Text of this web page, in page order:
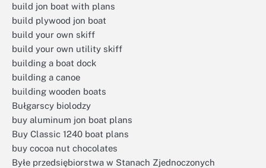
build jon boat with plans
build plywood jon boat
build your own skiff
build your own utility skiff
building a boat dock
building a canoe
building wooden boats
Bułgarscy biolodzy
buy aluminum jon boat plans
Buy Classic 1240 boat plans
buy cocoa nut chocolates
Byłe przedsiębiorstwa w Stanach Zjednoczonych